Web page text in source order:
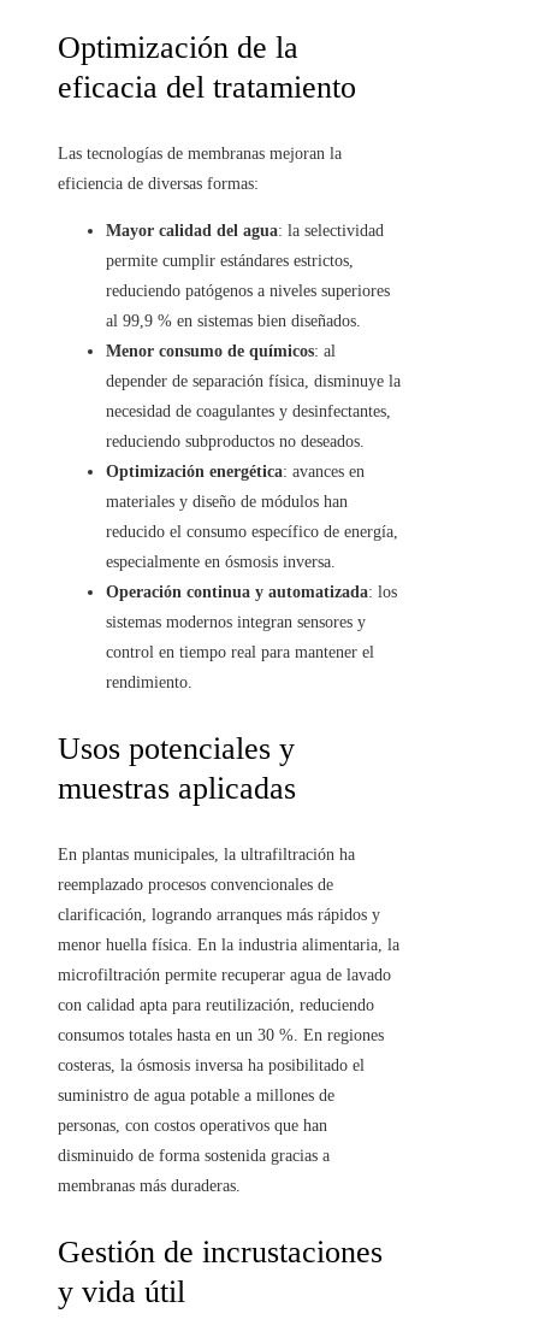
Optimización de la
eficacia del tratamiento
Las tecnologías de membranas mejoran la
eficiencia de diversas formas:
Mayor calidad del agua: la selectividad
permite cumplir estándares estrictos,
reduciendo patógenos a niveles superiores
al 99,9 % en sistemas bien diseñados.
Menor consumo de químicos: al
depender de separación física, disminuye la
necesidad de coagulantes y desinfectantes,
reduciendo subproductos no deseados.
Optimización energética: avances en
materiales y diseño de módulos han
reducido el consumo específico de energía,
especialmente en ósmosis inversa.
Operación continua y automatizada: los
sistemas modernos integran sensores y
control en tiempo real para mantener el
rendimiento.
Usos potenciales y
muestras aplicadas
En plantas municipales, la ultrafiltración ha
reemplazado procesos convencionales de
clarificación, logrando arranques más rápidos y
menor huella física. En la industria alimentaria, la
microfiltración permite recuperar agua de lavado
con calidad apta para reutilización, reduciendo
consumos totales hasta en un 30 %. En regiones
costeras, la ósmosis inversa ha posibilitado el
suministro de agua potable a millones de
personas, con costos operativos que han
disminuido de forma sostenida gracias a
membranas más duraderas.
Gestión de incrustaciones
y vida útil